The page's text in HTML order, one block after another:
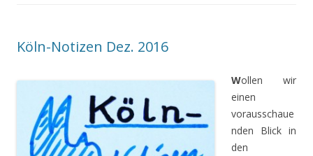
Köln-Notizen Dez. 2016
Wollen wir
einen
vorausschaue
nden Blick in
den